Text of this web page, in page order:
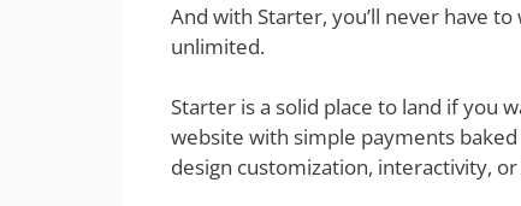
And with Starter, you’ll never have
unlimited.
Starter is a solid place to land if you
website with simple payments
design customization, interactivity,